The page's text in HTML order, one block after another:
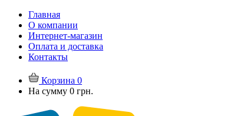
Главная
О компании
Интернет-магазин
Оплата и доставка
Контакты
Корзина 0
На сумму 0 грн.